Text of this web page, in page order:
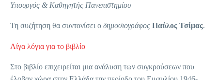
Υπουργός & Καθηγητής Πανεπιστημίου
Τη συζήτηση θα συντονίσει ο δημοσιογράφος Παύλος Τσίμας.
Λίγα λόγια για το βιβλίο
Στο βιβλίο επιχειρείται μια ανάλυση των συγκρούσεων που